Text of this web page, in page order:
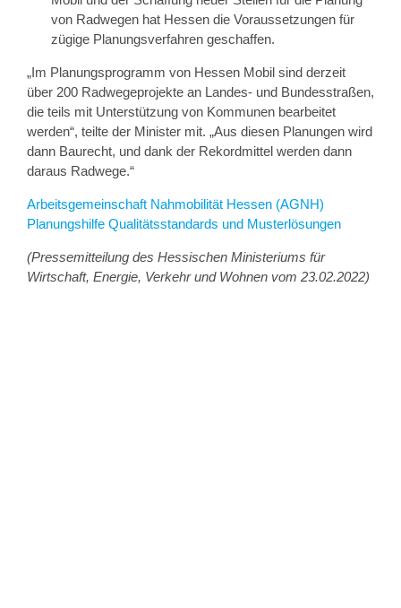
von Radwegen hat Hessen die Voraussetzungen für
zügige Planungsverfahren geschaffen.
„Im Planungsprogramm von Hessen Mobil sind derzeit
über 200 Radwegeprojekte an Landes- und Bundesstraßen,
die teils mit Unterstützung von Kommunen bearbeitet
werden“, teilte der Minister mit. „Aus diesen Planungen wird
dann Baurecht, und dank der Rekordmittel werden dann
daraus Radwege.“
Arbeitsgemeinschaft Nahmobilität Hessen (AGNH)
Planungshilfe Qualitätsstandards und Musterlösungen
(Pressemitteilung des Hessischen Ministeriums für
Wirtschaft, Energie, Verkehr und Wohnen vom 23.02.2022)